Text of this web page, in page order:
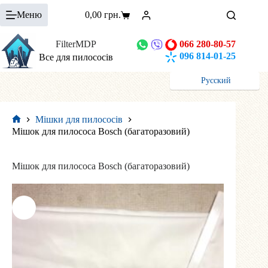
Перейти
до
вмісту
Меню Кошик
0,00грн.
FilterMDP
Все для пилососів
066 280-80-57
096 814-01-25
Русский
Головна
Мішки для пилососів
Мішок для пилососа Bosch (багаторазовий)
Мішок для пилососа Bosch (багаторазовий)